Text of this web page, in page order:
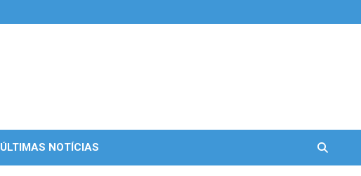
ÚLTIMAS NOTÍCIAS